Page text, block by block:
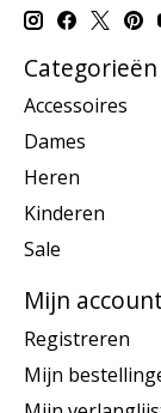
Categorieën
Accessoires
Dames
Heren
Kinderen
Sale
Mijn account
Registreren
Mijn